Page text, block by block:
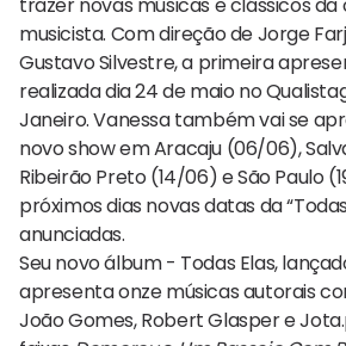
trazer novas músicas e clássicos
musicista. Com direção de Jorge
Gustavo Silvestre, a primeira
realizada dia 24 de maio no
Janeiro. Vanessa também vai se
novo show em Aracaju (06/06),
Ribeirão Preto (14/06) e São Paulo
próximos dias novas datas da
anunciadas.
Seu novo álbum - Todas Elas,
apresenta onze músicas autorais
João Gomes, Robert Glasper e